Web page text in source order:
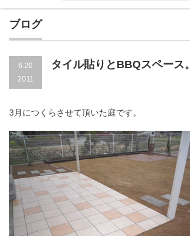
ブログ
6.20
2011
タイル貼りとBBQスペース。
3月につくらさせて頂いた庭です。